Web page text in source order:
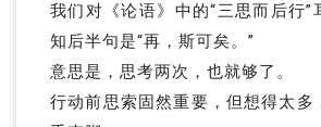
我们对《论语》中的“三思而后行”
知后半句是“再，斯可矣。”
意思是，思考两次，也就够了。
行动前思索固然重要，但想得太多